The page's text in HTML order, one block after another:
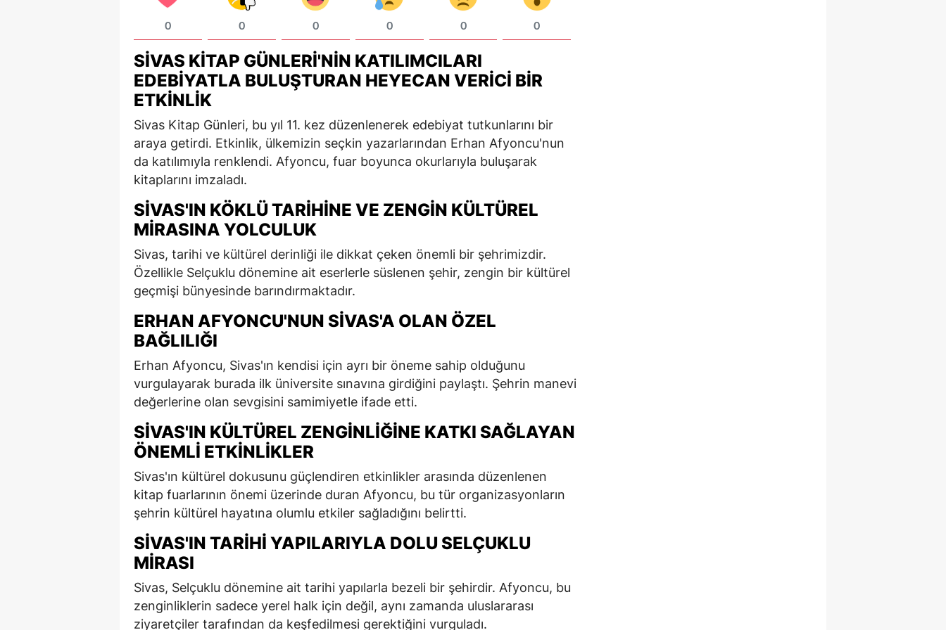
0 0 0 0 0 0
SIVAS KITAP GÜNLERI'NIN KATILIMCILARI
EDEBIYATLA BULUŞTURAN HEYECAN VERICI BIR
ETKINLIK
Sivas Kitap Günleri, bu yıl 11. kez düzenlenerek edebiyat tutkunlarını bir
araya getirdi. Etkinlik, ülkemizin seçkin yazarlarından Erhan Afyoncu'nun
da katılımıyla renklendi. Afyoncu, fuar boyunca okurlarıyla buluşarak
kitaplarını imzaladı.
SIVAS'IN KÖKLÜ TARIHINE VE ZENGIN KÜLTÜREL
MIRASINA YOLCULUK
Sivas, tarihi ve kültürel derinliği ile dikkat çeken önemli bir şehrimizdir.
Özellikle Selçuklu dönemine ait eserlerle süslenen şehir, zengin bir kültürel
geçmişi bünyesinde barındırmaktadır.
ERHAN AFYONCU'NUN SIVAS'A OLAN ÖZEL
BAĞLILIĞI
Erhan Afyoncu, Sivas'ın kendisi için ayrı bir öneme sahip olduğunu
vurgulayarak burada ilk üniversite sınavına girdiğini paylaştı. Şehrin manevi
değerlerine olan sevgisini samimiyetle ifade etti.
SIVAS'IN KÜLTÜREL ZENGINLIĞINE KATKI SAĞLAYAN
ÖNEMLI ETKINLIKLER
Sivas'ın kültürel dokusunu güçlendiren etkinlikler arasında düzenlenen
kitap fuarlarının önemi üzerinde duran Afyoncu, bu tür organizasyonların
şehrin kültürel hayatına olumlu etkiler sağladığını belirtti.
SIVAS'IN TARIHI YAPILARIYLA DOLU SELÇUKLU
MIRASI
Sivas, Selçuklu dönemine ait tarihi yapılarla bezeli bir şehirdir. Afyoncu, bu
zenginliklerin sadece yerel halk için değil, aynı zamanda uluslararası
ziyaretçiler tarafından da keşfedilmesi gerektiğini vurguladı.